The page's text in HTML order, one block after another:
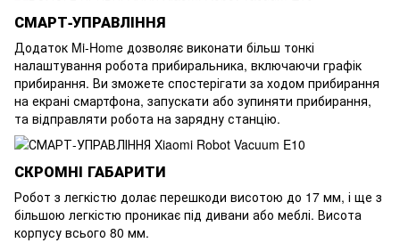
СМАРТ-УПРАВЛІННЯ
Додаток Mi-Home дозволяє виконати більш тонкі
налаштування робота прибиральника, включаючи графік
прибирання. Ви зможете спостерігати за ходом прибирання
на екрані смартфона, запускати або зупиняти прибирання,
та відправляти робота на зарядну станцію.
СКРОМНІ ГАБАРИТИ
Робот з легкістю долає перешкоди висотою до 17 мм, і ще з
більшою легкістю проникає під дивани або меблі. Висота
корпусу всього 80 мм.